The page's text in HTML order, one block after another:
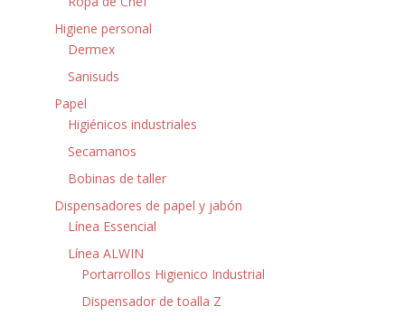
Higiene personal
Dermex
Sanisuds
Papel
Higiénicos industriales
Secamanos
Bobinas de taller
Dispensadores de papel y jabón
Línea Essencial
Línea ALWIN
Portarrollos Higienico Industrial
Dispensador de toalla Z